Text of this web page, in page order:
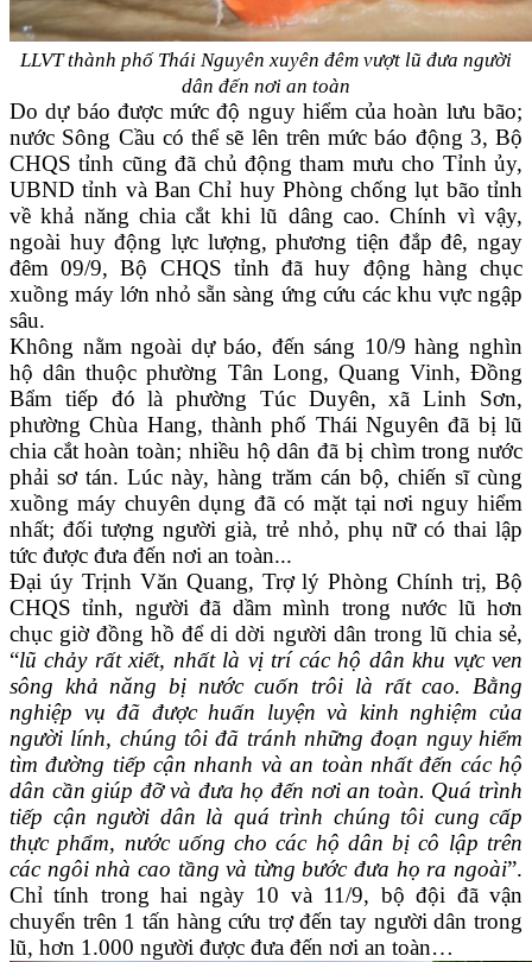
LLVT thành phố Thái Nguyên xuyên đêm vượt lũ đưa người
dân đến nơi an toàn
Do dự báo được mức độ nguy hiểm của hoàn lưu bão;
nước Sông Cầu có thể sẽ lên trên mức báo động 3, Bộ
CHQS tỉnh cũng đã chủ động tham mưu cho Tỉnh ủy,
UBND tỉnh và Ban Chỉ huy Phòng chống lụt bão tỉnh
về khả năng chia cắt khi lũ dâng cao. Chính vì vậy,
ngoài huy động lực lượng, phương tiện đắp đê, ngay
đêm 09/9, Bộ CHQS tỉnh đã huy động hàng chục
xuồng máy lớn nhỏ sẵn sàng ứng cứu các khu vực ngập
sâu.
Không nằm ngoài dự báo, đến sáng 10/9 hàng nghìn
hộ dân thuộc phường Tân Long, Quang Vinh, Đồng
Bẩm tiếp đó là phường Túc Duyên, xã Linh Sơn,
phường Chùa Hang, thành phố Thái Nguyên đã bị lũ
chia cắt hoàn toàn; nhiều hộ dân đã bị chìm trong nước
phải sơ tán. Lúc này, hàng trăm cán bộ, chiến sĩ cùng
xuồng máy chuyên dụng đã có mặt tại nơi nguy hiểm
nhất; đối tượng người già, trẻ nhỏ, phụ nữ có thai lập
tức được đưa đến nơi an toàn...
Đại úy Trịnh Văn Quang, Trợ lý Phòng Chính trị, Bộ
CHQS tỉnh, người đã dầm mình trong nước lũ hơn
chục giờ đồng hồ để di dời người dân trong lũ chia sẻ,
“lũ chảy rất xiết, nhất là vị trí các hộ dân khu vực ven
sông khả năng bị nước cuốn trôi là rất cao. Bằng
nghiệp vụ đã được huấn luyện và kinh nghiệm của
người lính, chúng tôi đã tránh những đoạn nguy hiểm
tìm đường tiếp cận nhanh và an toàn nhất đến các hộ
dân cần giúp đỡ và đưa họ đến nơi an toàn. Quá trình
tiếp cận người dân là quá trình chúng tôi cung cấp
thực phẩm, nước uống cho các hộ dân bị cô lập trên
các ngôi nhà cao tầng và từng bước đưa họ ra ngoài”.
Chỉ tính trong hai ngày 10 và 11/9, bộ đội đã vận
chuyển trên 1 tấn hàng cứu trợ đến tay người dân trong
lũ, hơn 1.000 người được đưa đến nơi an toàn…